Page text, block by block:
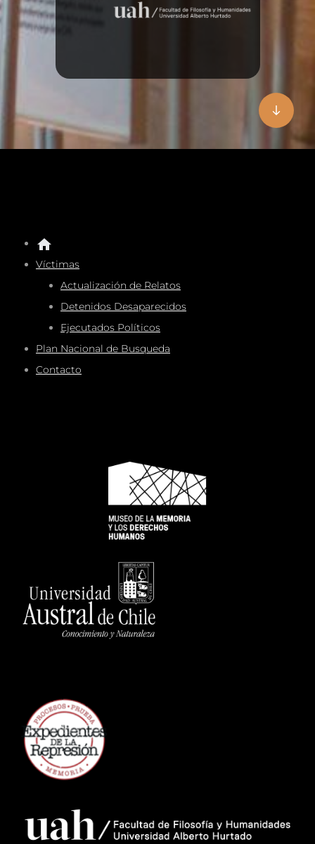
Víctimas
Actualización de Relatos
Detenidos Desaparecidos
Ejecutados Políticos
Plan Nacional de Busqueda
Contacto